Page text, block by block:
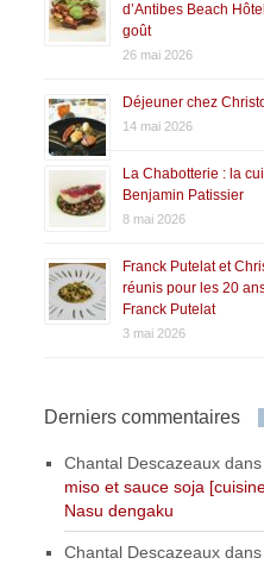
d’Antibes Beach
goût
26 mai 2026
Déjeuner chez
14 mai 2026
La Chabotterie : la
Benjamin Patissier
8 mai 2026
Franck Putelat et
réunis pour les 20
Franck Putelat
3 mai 2026
Derniers commentaires
Chantal Descazeaux
miso et sauce soja
Nasu dengaku
Chantal Descazeaux dans